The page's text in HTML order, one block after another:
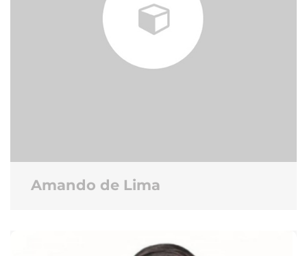
Amando de Lima